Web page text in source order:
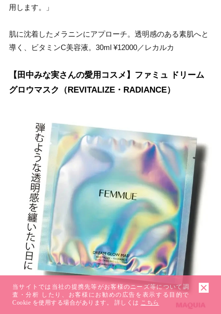
用します。」
肌に沈着したメラニンにアプローチ。透明感のある素肌へと
導く、ビタミンC美容液。30ml ¥12000／レカルカ
【田中みな実さんの愛用コスメ】ファミュ ドリーム
グロウマスク（REVITALIZE・RADIANCE）
当サイトでは当社の提携先等がお客様のニーズ等について調
査・分析 したり、お客様にお勧めの広告を表示する目的で
Cookie を使用する場合があります。 詳しくは こちら